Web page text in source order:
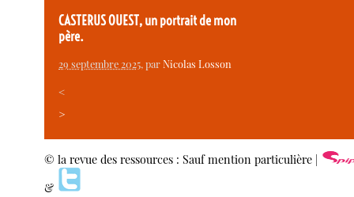
CASTERUS OUEST, un portrait de mon
père.
29 septembre 2025, parNicolas Losson
<
>
© la revue des ressources : Sauf mention particulière |
&